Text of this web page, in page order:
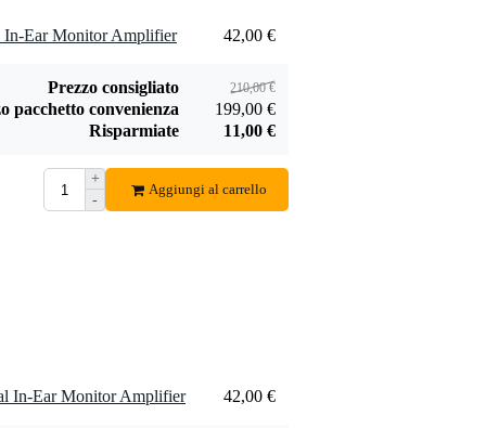
In-Ear Monitor Amplifier 42,00 €
Prezzo consigliato 210,00 €
pacchetto convenienza
199,00 €
Risparmiate
11,00 €
+
-
Aggiungi al carrello
In-Ear Monitor Amplifier 42,00 €